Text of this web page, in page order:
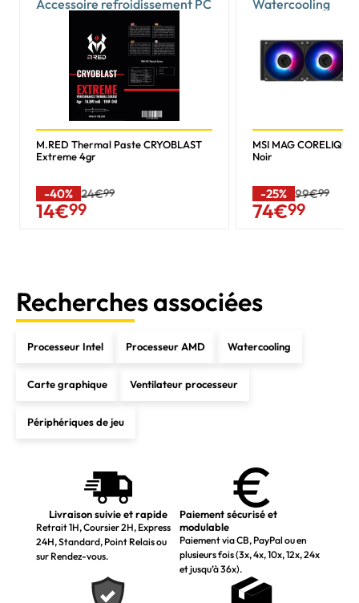
Accessoire refroidissement PC
M.RED Thermal Paste CRYOBLAST
Extreme 4gr
-40% 24€99
14€99
Watercooling
MSI MAG
Noir
-25% 99€99
74€99
Recherches associées
Processeur Intel Processeur AMD Watercooling
Carte graphique Ventilateur processeur
Périphériques de jeu
Livraison suivie et rapide
Retrait 1H, Coursier 2H, Express
24H, Standard, Point Relais ou
sur Rendez-vous.
Paiement sécurisé et
modulable
Paiement via CB, PayPal ou en
plusieurs fois (3x, 4x, 10x, 12x, 24x
et jusqu’à 36x).